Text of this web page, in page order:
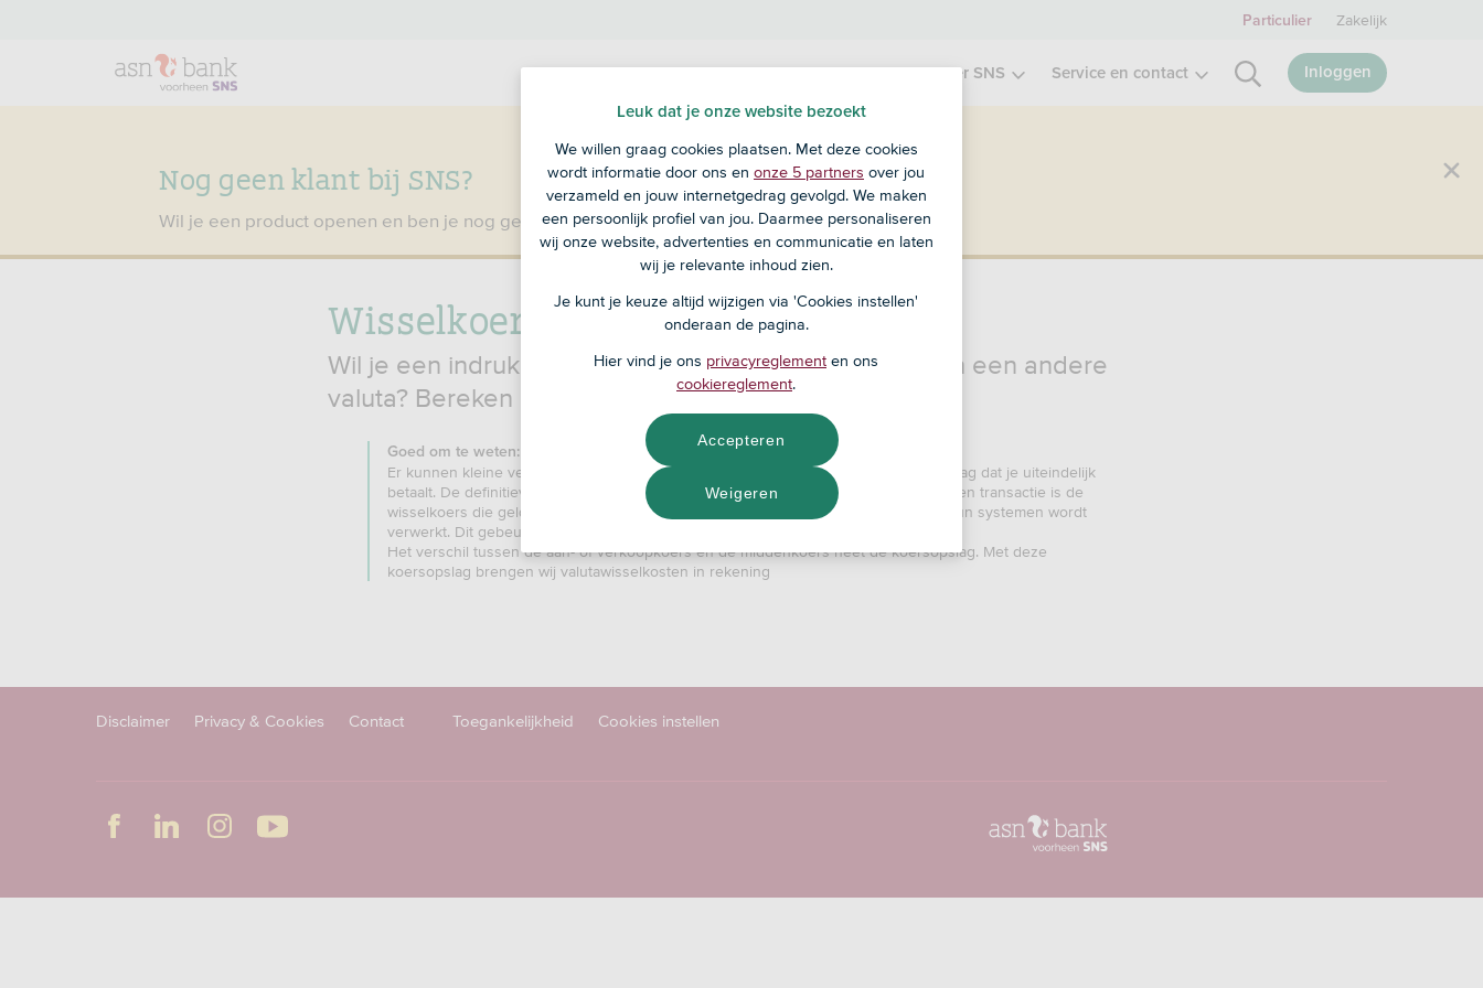
Nog geen klant bij SNS?
Wil je een product openen en ben je nog geen klant bij SNS?Ga dan naar ASN Bank .
Producten Over SNS Service en contact Inloggen
Particulier Zakelijk
Wisselkoers berekenen
Wil je een indruk te krijgen wat je betaalt of opneemt in een andere
valuta? Bereken het eenvoudig hieronder.
Goed om te weten:
Er kunnen kleine verschillen ontstaan tussen het omgerekende bedrag en het bedrag dat je uiteindelijk
betaalt. De definitieve wisselkoersen van Mastercard (Maestro) of Visa (VPay) voor een transactie is de
wisselkoers die geldt op het moment dat de transactie door Mastercard of Visa in hun systemen wordt
verwerkt. Dit gebeurt niet altijd op dezelfde dag.
Het verschil tussen de aan- of verkoopkoers en de middenkoers heet de koersopslag. Met deze
koersopslag brengen wij valutawisselkosten in rekening
Disclaimer Privacy & Cookies Contact Toegankelijkheid Cookies instellen
Leuk dat je onze website bezoekt
We willen graag cookies plaatsen. Met deze cookies
wordt informatie door ons en onze 5 partners over jou
verzameld en jouw internetgedrag gevolgd. We maken
een persoonlijk profiel van jou. Daarmee personaliseren
wij onze website, advertenties en communicatie en laten
wij je relevante inhoud zien.
Je kunt je keuze altijd wijzigen via 'Cookies instellen'
onderaan de pagina.
Hier vind je ons privacyreglement en ons
cookiereglement.
Weigeren
Accepteren